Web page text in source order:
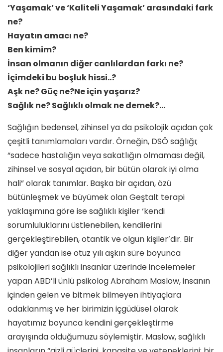
‘Yaşamak’ ve ‘Kaliteli Yaşamak’ arasındaki fark
ne?
Hayatın amacı ne?
Ben kimim?
İnsan olmanın diğer canlılardan farkı ne?
İçimdeki bu boşluk hissi..?
Aşk ne? Güç ne?Ne için yaşarız?
Sağlık ne? Sağlıklı olmak ne demek?…
Sağlığın bedensel, zihinsel ya da psikolojik açıdan çok
çeşitli tanımlamaları vardır. Örneğin, DSÖ sağlığı;
“sadece hastalığın veya sakatlığın olmaması değil,
zihinsel ve sosyal açıdan, bir bütün olarak iyi olma
hali” olarak tanımlar. Başka bir açıdan, özü
bütünleşmek ve büyümek olan Geştalt terapi
yaklaşımına göre ise sağlıklı kişiler ‘kendi
sorumluluklarını üstlenebilen, kendilerini
gerçekleştirebilen, otantik ve olgun kişiler’dir. Bir
diğer yandan ise otuz yılı aşkın süre boyunca
psikolojileri sağlıklı insanlar üzerinde incelemeler
yapan ABD’li ünlü psikolog Abraham Maslow, insanın
içinden gelen ve bitmek bilmeyen ihtiyaçlara
odaklanmış ve her birimizin içgüdüsel olarak
hayatımız boyunca kendini gerçekleştirme
arayışında olduğumuzu söylemiştir. Maslow, sağlıklı